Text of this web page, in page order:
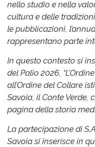
nello studio e nella
cultura e delle
le pubblicazioni,
rappresentano parte
In questo contesto si
del Palio 2026,
all’Ordine del Collare
Savoia, il Conte Verde,
pagina della storia
La partecipazione di
Savoia si inserisce in